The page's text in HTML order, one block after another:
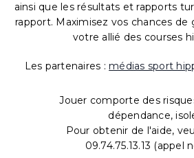
ainsi que les résultats et rapports
rapport. Maximisez vos chances de
votre allié des courses
Les partenaires : médias sport
Jouer comporte des
dépendance,
Pour obtenir de l'aide,
09.74.75.13.13 (appel